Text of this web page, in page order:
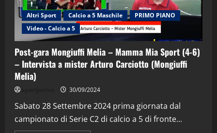
Altri Sport Calcio a 5 Maschile
PRIMO PIANO
Video - Calcio a 5
Post-gara Mongiuffi Melia – Mamma Mia Sport (4-6)
– Intervista a mister Arturo Carciotto (Mongiuffi
Melia)
30/09/2024
Sabato 28 Settembre 2024 prima giornata dal
campionato di Serie C2 di calcio a 5 di fronte...
2
“SportEmpire” in Podcast: 29^ Puntata
(Martedi 28 Aprile 2026)
28/04/2026